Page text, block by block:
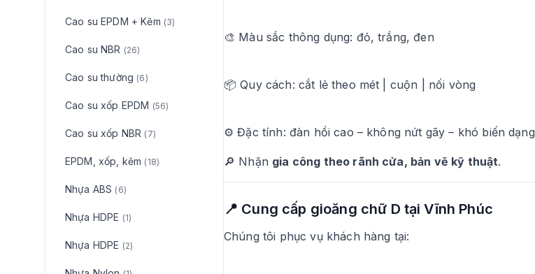
Cao su EPDM + Kẽm (3)
Cao su NBR (26)
Cao su thường (6)
Cao su xốp EPDM (56)
Cao su xốp NBR (7)
EPDM, xốp, kẽm (18)
Nhựa ABS (6)
Nhựa HDPE (1)
Nhựa HDPE (2)
🎨 Màu sắc thông dụng: đỏ, trắng, đen
📦 Quy cách: cắt lẻ theo mét | cuộn | nối vòng
⚙️ Đặc tính: đàn hồi cao – không nứt gãy – khó biến dạng
🔎 Nhận gia công theo rãnh cửa, bản vẽ kỹ thuật.
📍 Cung cấp gioăng chữ D tại Vĩnh Phúc
Chúng tôi phục vụ khách hàng tại: